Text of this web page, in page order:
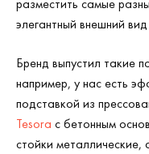
разместить самые
элегантный внешний
Бренд выпустил такие
например, у нас есть
подставкой из
Tesora с бетонным
стойки металлические,